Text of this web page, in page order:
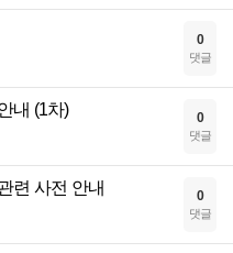
0
댓글
내 (1차) 0
댓글
련 사전 안내 0
댓글